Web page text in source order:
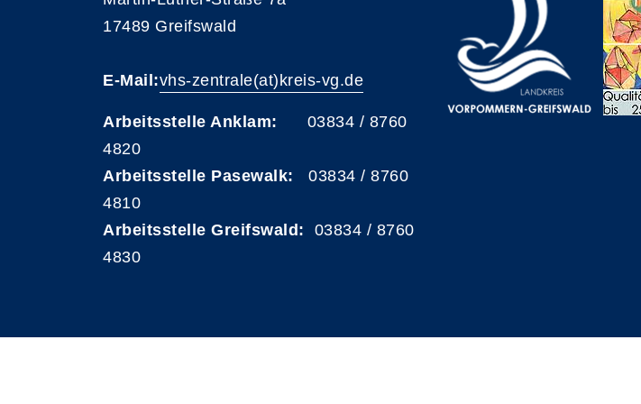
17489 Greifswald
E-Mail:vhs-zentrale(at)kreis-vg.de
Arbeitsstelle Anklam: 03834 / 8760
4820
Arbeitsstelle Pasewalk: 03834 / 8760
4810
Arbeitsstelle Greifswald: 03834 / 8760
4830